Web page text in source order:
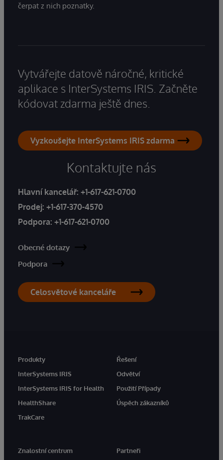
čerpat z nich poznatky.
Vytvářejte datově náročné, kritické
aplikace s InterSystems IRIS. Začněte
kódovat zdarma ještě dnes.
Vyzkoušejte InterSystems IRIS zdarma
Kontaktujte nás
Hlavní kancelář: +1-617-621-0700
Prodej: +1-617-370-4570
Podpora: +1-617-621-0700
Obecné dotazy
Podpora
Celosvětové kanceláře
Produkty
InterSystems IRIS
InterSystems IRIS for Health
HealthShare
TrakCare
Řešení
Odvětví
Použití Případy
Úspěch zákazníků
Znalostní centrum
Partneři